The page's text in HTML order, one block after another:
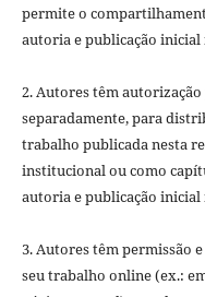
permite o
autoria e publicação inicial
2. Autores têm
separadamente, para
trabalho publicada nesta
institucional ou como
autoria e publicação inicial
3. Autores têm permissão
seu trabalho online (ex.: